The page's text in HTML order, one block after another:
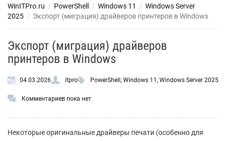
WinITPro.ru / PowerShell / Windows 11 / Windows Server
2025 / Экспорт (миграция) драйверов принтеров в Windows
Экспорт (миграция) драйверов
принтеров в Windows
04.03.2026 itpro PowerShell , Windows 11 , Windows Server 2025
Комментариев пока нет
Некоторые оригинальные драйверы печати (особенно для